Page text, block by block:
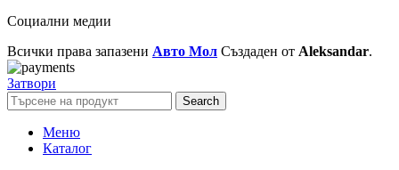
Социални медии
Всички права запазени Авто Мол Създаден от Aleksandar.
Затвори
Search
Меню
Каталог